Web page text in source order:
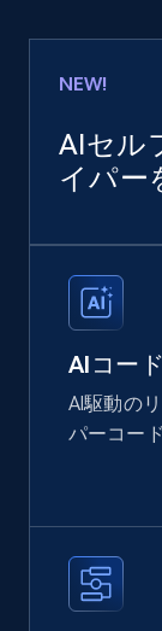
NEW!
AIセル
イパー
AIコー
AI駆動の
パーコー